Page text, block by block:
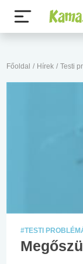
Főoldal / Hírek / Testi
#TESTI